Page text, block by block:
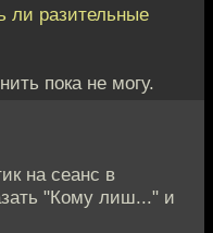
ли разительные
пока не могу.
на сеанс в
"Кому лиш..." и